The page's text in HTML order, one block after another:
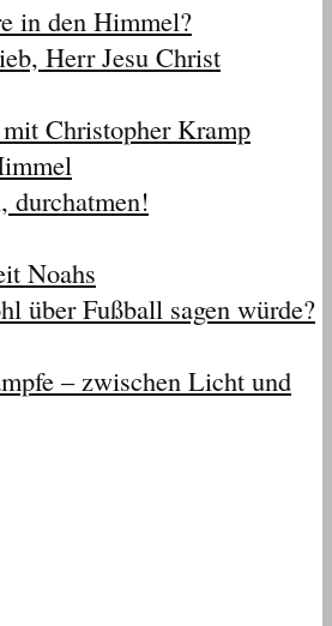
in den Himmel?
Herr Jesu Christ
Christopher Kramp
durchatmen!
Noahs
über Fußball sagen würde?
– zwischen Licht und